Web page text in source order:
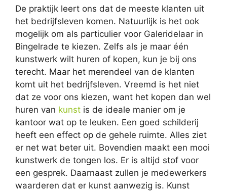
De praktijk leert ons dat de meeste klanten uit
het bedrijfsleven komen. Natuurlijk is het ook
mogelijk om als particulier voor Galeridelaar in
Bingelrade te kiezen. Zelfs als je maar één
kunstwerk wilt huren of kopen, kun je bij ons
terecht. Maar het merendeel van de klanten
komt uit het bedrijfsleven. Vreemd is het niet
dat ze voor ons kiezen, want het kopen dan wel
huren van kunst is de ideale manier om je
kantoor wat op te leuken. Een goed schilderij
heeft een effect op de gehele ruimte. Alles ziet
er net wat beter uit. Bovendien maakt een mooi
kunstwerk de tongen los. Er is altijd stof voor
een gesprek. Daarnaast zullen je medewerkers
waarderen dat er kunst aanwezig is. Kunst